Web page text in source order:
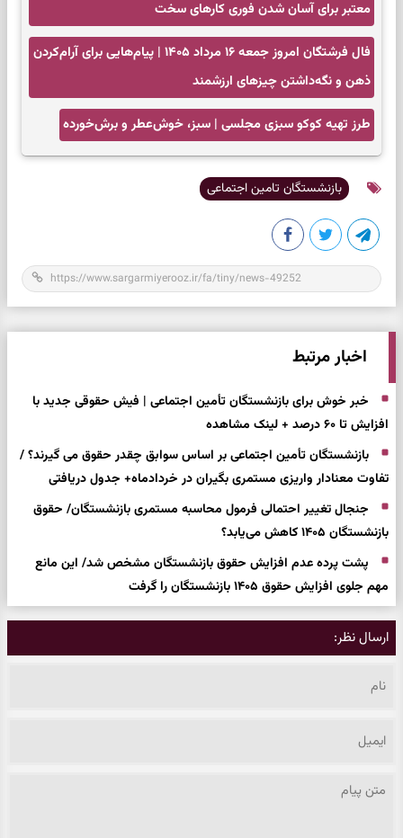
بخوانید؛ ذکر معتبر برای آسان شدن فوری کارهای
سخت
برای آرام‌کردن ذهن و نگه‌داشتن چیزهای ارزشمند
طرز تهیه کوکو سبزی مجلسی | سبز، خوش‌عطر و
برش‌خورده
بازنشستگان تامین اجتماعی
اخبار مرتبط
خبر خوش برای بازنشستگان تأمین اجتماعی | فیش حقوقی جدید با
افزایش تا ۶۰ درصد + لینک مشاهده
بازنشستگان تأمین اجتماعی بر اساس سوابق چقدر حقوق می گیرند؟ /
تفاوت معنادار واریزی مستمری بگیران در خردادماه+ جدول دریافتی
جنجال تغییر احتمالی فرمول محاسبه مستمری بازنشستگان/ حقوق
بازنشستگان ۱۴۰۵ کاهش می‌یابد؟
پشت پرده عدم افزایش حقوق بازنشستگان مشخص شد/ این مانع